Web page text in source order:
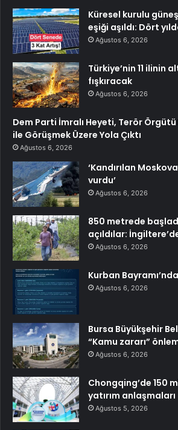
Küresel kurulu
eşiği aşıldı: Dört
Ağustos 6, 2026
Türkiye’nin 11 ilinin
fışkıracak
Ağustos 6, 2026
Dem Parti İmralı Heyeti, Terör Örgütü
ile Görüşmek Üzere Yola Çıktı
Ağustos 6, 2026
‘Kandırılan
vurdu’
Ağustos 6, 2026
850 metrede
açıldılar:
Ağustos 6, 2026
Kurban
Ağustos 6, 2026
Bursa Büyükşehir
“Kamu zararı”
Ağustos 6, 2026
Chongqing’de 150
yatırım anlaşmaları
Ağustos 5, 2026